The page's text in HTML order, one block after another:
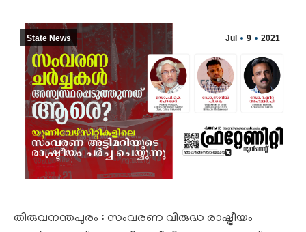
Jul 9 2021
State News
തിരുവനന്തപുരം : സംവരണ വിരുദ്ധ രാഷ്ട്രീയം